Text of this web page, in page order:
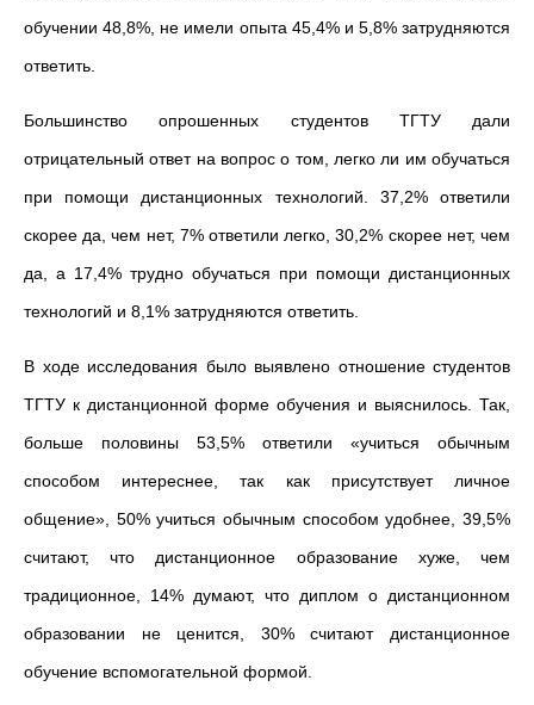
обучении 48,8%, не имели опыта 45,4% и 5,8% затрудняются
ответить.
Большинство опрошенных студентов ТГТУ дали
отрицательный ответ на вопрос о том, легко ли им обучаться
при помощи дистанционных технологий. 37,2% ответили
скорее да, чем нет, 7% ответили легко, 30,2% скорее нет, чем
да, а 17,4% трудно обучаться при помощи дистанционных
технологий и 8,1% затрудняются ответить.
В ходе исследования было выявлено отношение студентов
ТГТУ к дистанционной форме обучения и выяснилось. Так,
больше половины 53,5% ответили «учиться обычным
способом интереснее, так как присутствует личное
общение», 50% учиться обычным способом удобнее, 39,5%
считают, что дистанционное образование хуже, чем
традиционное, 14% думают, что диплом о дистанционном
образовании не ценится, 30% считают дистанционное
обучение вспомогательной формой.